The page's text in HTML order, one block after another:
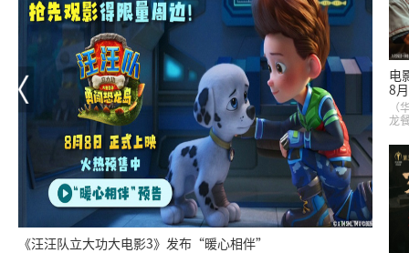
《汪汪队立大功大电影3》发布“暖心相伴”
电
8
龙
告
10
点